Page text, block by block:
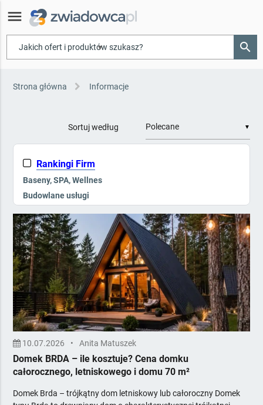
menu
▾ search
Strona główna Informacje
Sortuj według ▼
Rankingi Firm
Baseny, SPA, Wellnes
Budowlane usługi
Kompleksowe wyposażenie
Kontrola dostępu, Ppoż
Mała architektura i zieleń
Domki letniskowe
Ogrody wertykalne
Projektowanie, utrzymanie zieleni
Meble
Minibary, Sejfy, Zamki
Multimedia i nagłośnienie
Odnawialne Źródła Energii
Ogrzewanie i opał
Opakowania
10.07.2026 • Anita Matuszek
Domek BRDA – ile kosztuje? Cena domku
całorocznego, letniskowego i domu 70 m²
Domek Brda – trójkątny dom letniskowy lub całoroczny Domek